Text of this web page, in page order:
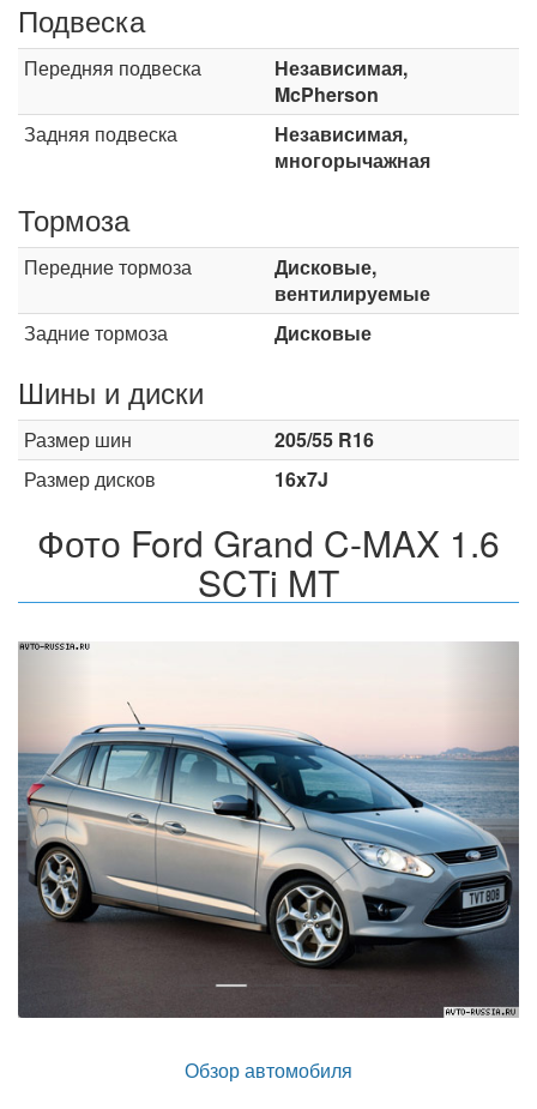
Подвеска
Передняя подвеска
Независимая,
McPherson
Задняя подвеска
Независимая,
многорычажная
Тормоза
Передние тормоза
Дисковые,
вентилируемые
Задние тормоза
Дисковые
Шины и диски
Размер шин
205/55 R16
Размер дисков
16x7J
Фото Ford Grand C-MAX 1.6
SCTi MT
Назад
Обзор автомобиля